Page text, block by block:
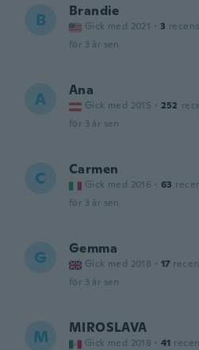
B Brandie
Gick med 2021 · 3
för 3 år sen
A Ana
Gick med 2015 · 252
för 3 år sen
C Carmen
Gick med 2016 · 63
för 3 år sen
G Gemma
Gick med 2018 · 17
för 3 år sen
M MIROSLAVA
Gick med 2018 · 41